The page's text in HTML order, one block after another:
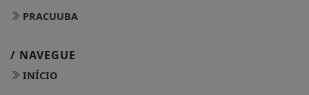
PRACUUBA
/ NAVEGUE
INÍCIO